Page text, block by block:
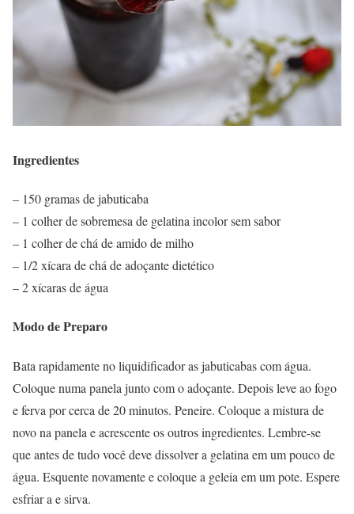
Ingredientes
– 150 gramas de jabuticaba
– 1 colher de sobremesa de gelatina incolor sem sabor
– 1 colher de chá de amido de milho
– 1/2 xícara de chá de adoçante dietético
– 2 xícaras de água
Modo de Preparo
Bata rapidamente no liquidificador as jabuticabas com água.
Coloque numa panela junto com o adoçante. Depois leve ao fogo
e ferva por cerca de 20 minutos. Peneire. Coloque a mistura de
novo na panela e acrescente os outros ingredientes. Lembre-se
que antes de tudo você deve dissolver a gelatina em um pouco de
água. Esquente novamente e coloque a geleia em um pote. Espere
esfriar a e sirva.